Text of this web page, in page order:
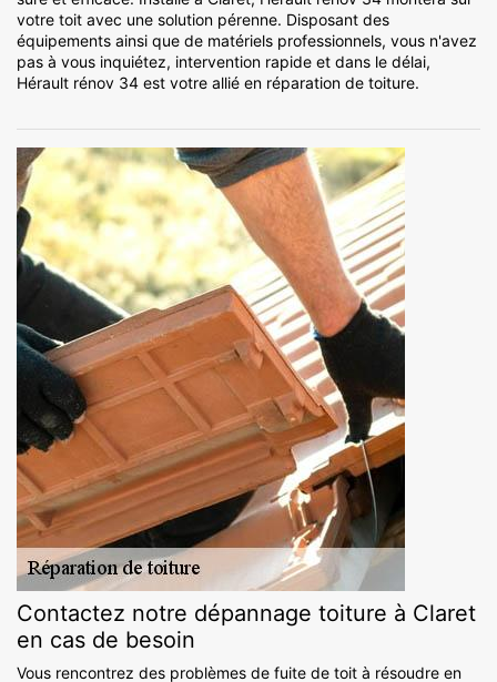
votre toit avec une solution pérenne. Disposant des
équipements ainsi que de matériels professionnels, vous n'avez
pas à vous inquiétez, intervention rapide et dans le délai,
Hérault rénov 34 est votre allié en réparation de toiture.
Contactez notre dépannage toiture à Claret
en cas de besoin
Vous rencontrez des problèmes de fuite de toit à résoudre en